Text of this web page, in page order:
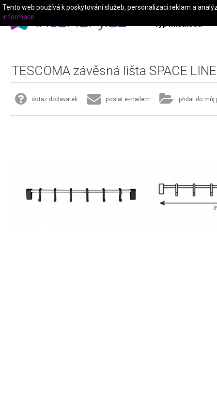
Typ místnosti
TESCOMA závěsná lišta SPACE
dotaz dodavateli poslat e-mailem přidat do můj
Tento web používá k poskytování služeb, personalizaci reklam a
informace